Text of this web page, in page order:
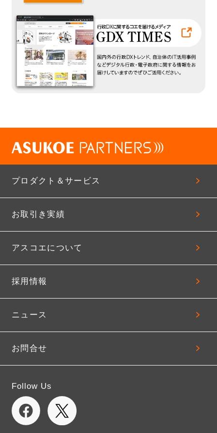
プロダクト＆サービス
お取引き実績
アスコエについて
採用情報
ニュース
お問合せ
Follow Us